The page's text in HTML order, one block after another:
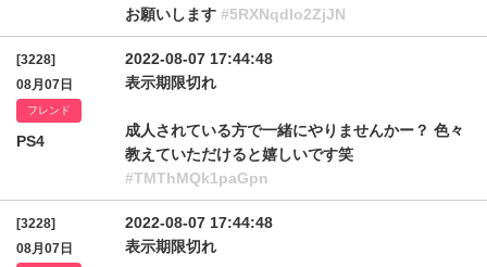
お願いします #5RXNqdlo2ZjJN
[3228]
08月07日
フレンド
PS4
2022-08-07 17:44:48
表示期限切れ
成人されている方で一緒にやりませんかー？ 色々
教えていただけると嬉しいです笑
#TMThMQk1paGpn
[3228]
08月07日
2022-08-07 17:44:48
表示期限切れ